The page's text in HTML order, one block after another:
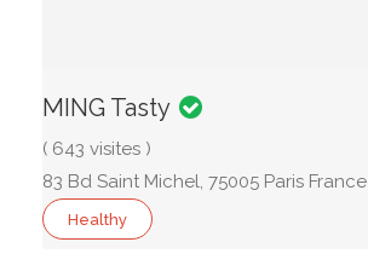
MING Tasty
( 643 visites )
83 Bd Saint Michel, 75005 Paris France
Healthy